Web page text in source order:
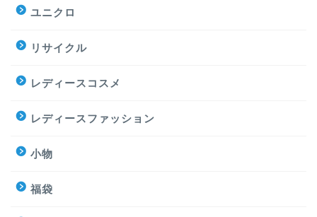
ユニクロ
リサイクル
レディースコスメ
レディースファッション
小物
福袋